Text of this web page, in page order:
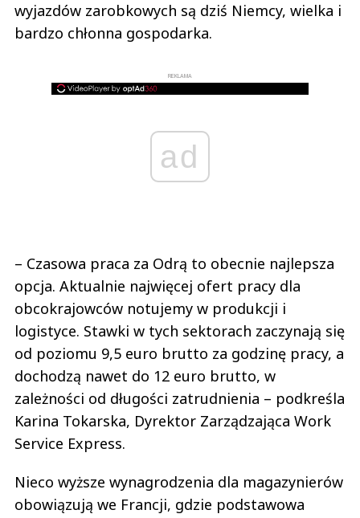
wyjazdów zarobkowych są dziś Niemcy, wielka i
bardzo chłonna gospodarka.
REKLAMA
ad
– Czasowa praca za Odrą to obecnie najlepsza
opcja. Aktualnie najwięcej ofert pracy dla
obcokrajowców notujemy w produkcji i
logistyce. Stawki w tych sektorach zaczynają się
od poziomu 9,5 euro brutto za godzinę pracy, a
dochodzą nawet do 12 euro brutto, w
zależności od długości zatrudnienia – podkreśla
Karina Tokarska, Dyrektor Zarządzająca Work
Service Express.
Nieco wyższe wynagrodzenia dla magazynierów
obowiązują we Francji, gdzie podstawowa